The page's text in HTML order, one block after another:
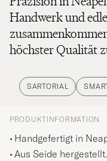
Handwerk und
höchster Qualität
SARTORIAL
PRODUKTINFORMATION
Handgefertigt in
Aus Seide hergestellt.